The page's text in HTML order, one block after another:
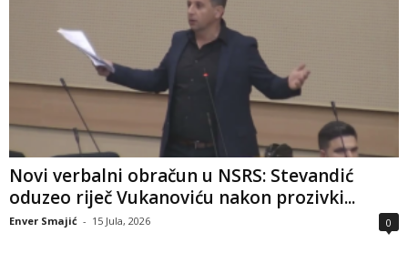
Novi verbalni obračun u NSRS: Stevandić
oduzeo riječ Vukanoviću nakon prozivki...
Enver Smajić - 15 Jula, 2026 0